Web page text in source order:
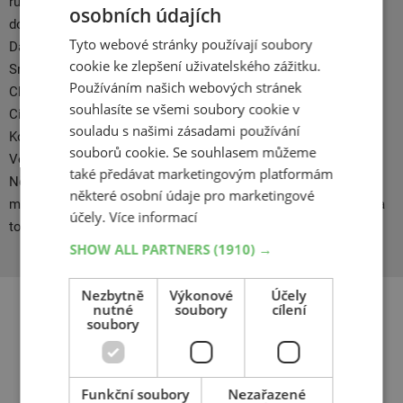
dodavatelem pneu pro domácí výrobce vozidel Hyundai, KIA,
Daewoo a v Evropě spolupracuje se značkami Mercedes Benz,
Smart,VW, BMW, Mitsubishi. Na americkém kontinentě Ford,
Chrysler, Hyundai, GM a na asijském trhu Renault, Peugeot a
Citroen. Nově se montují pneumatiky Kumho na VW Polo.
Kontrakt s koncernem VW po sérii náročných testů, které
Volkswagen uskutečnil na testovacích tratích Continentalu v
Německu, americkém Texasu a Mexiku. Kumho, jako jeden z
mála výrobců zvládá technologii výroby leteckých pneumatik, a
to jak pro stíhací stroje F 16, tak i pro Boeingy 747.
Související produkty
osobních údajích
Tyto webové stránky používají soubory
cookie ke zlepšení uživatelského zážitku.
Používáním našich webových stránek
souhlasíte se všemi soubory cookie v
souladu s našimi zásadami používání
souborů cookie. Se souhlasem můžeme
také předávat marketingovým platformám
některé osobní údaje pro marketingové
účely.Více informací
SHOW ALL PARTNERS(1910) →
Nezbytně
nutné
soubory
Výkonové
soubory
Účely
cílení
Funkční soubory
Nezařazené